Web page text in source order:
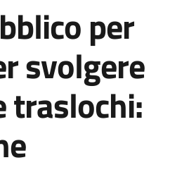
per
svolgere
traslochi: